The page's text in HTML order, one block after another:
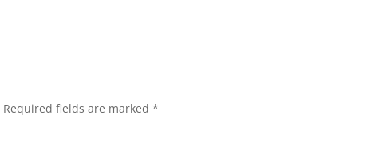
Required fields are marked*